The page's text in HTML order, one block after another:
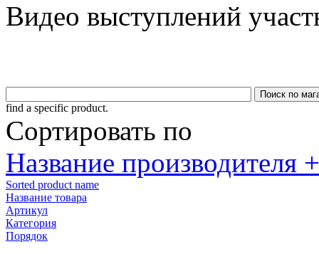
Видео выступлений
find a specific product.
Сортировать по
Название производителя
Sorted product name
Название товара
Артикул
Категория
Порядок